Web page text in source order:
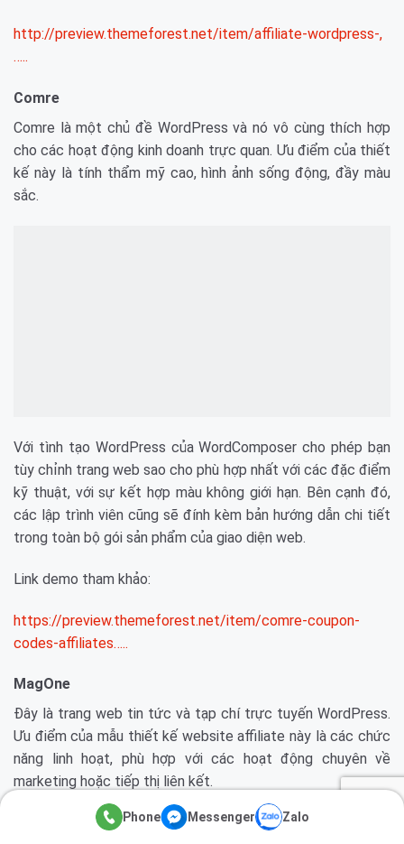
http://preview.themeforest.net/item/affiliate-wordpress-,
…..
Comre
Comre là một chủ đề WordPress và nó vô cùng thích hợp
cho các hoạt động kinh doanh trực quan. Ưu điểm của thiết
kế này là tính thẩm mỹ cao, hình ảnh sống động, đầy màu
sắc.
Với tình tạo WordPress của WordComposer cho phép bạn
tùy chỉnh trang web sao cho phù hợp nhất với các đặc điểm
kỹ thuật, với sự kết hợp màu không giới hạn. Bên cạnh đó,
các lập trình viên cũng sẽ đính kèm bản hướng dẫn chi tiết
trong toàn bộ gói sản phẩm của giao diện web.
Link demo tham khảo:
https://preview.themeforest.net/item/comre-coupon-
codes-affiliates…..
MagOne
Đây là trang web tin tức và tạp chí trực tuyến WordPress.
Ưu điểm của mẫu thiết kế website affiliate này là các chức
năng linh hoạt, phù hợp với các hoạt động chuyên về
marketing hoặc tiếp thị liên kết.
Phone Messenger Zalo